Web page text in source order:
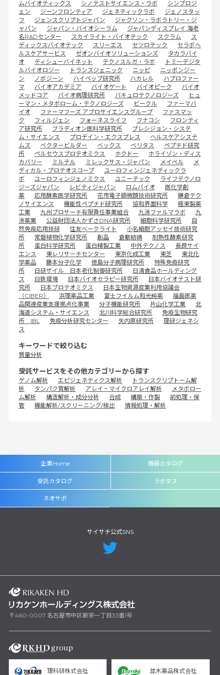
ムバイオティックス
シノテストサイエンス・ラボ
シンプロジ
ェン
ジーンフロンティア ジェネティックラボ
ジェノスタッ
フ
ジェンスクリプトジャパン
ジャクソン・ラボラトリー・ジ
ャパン
ジャパン・バイオシーラム
ジャパンディスプレイ 海老
名R&Dセンター
スカイライト・バイオテック スクラム
ス
ディックスバイオテック
スリーエス セツロテック
セラボヘ
ルスケアサービス
ゼオンバイオソリューションズ
タカラバイ
オ
ティシューバイネット テクノスルガ・ラボ
トミーデジタ
ルバイオロジー
トランスジェニック ニッピ
ニッポンジー
ン
ノボジーン ハイペップ研究所 ハカレル
ハプロファー
マ
バイオアカデミア バイオゲート バイオピーク
バイオ
メッドコア
バイオ病理研究所 バキュロテクノロジーズ
ヒュ
ーマン・メタボローム・テクノロジーズ
ビークル
ファーマバ
イオ
ファーマフーズ アプロサイエンスグループ
ファスマッ
ク
フィルジェン フォーネスライフ フナコシ
フロンティ
ア研究所
ブラディオン医科学研究所
プレシジョン・システ
ム・サイエンス
プロテイン・エクスプレス
ヘルスケアシステ
ムズ
ベクタービルダー ベックス ベリタス
ペプチド研究
所
ペルセウスプロテオミクス ホクドー
ホライゾン・ディス
カバリー
ミルテル ミレックサス・ジャパン メイベル
メ
ディカル・プロテオスコープ
ユーロフィンジェネティックラ
ボ
ユーロフィンジェノミクス ユニーテック
ライフテクノロ
ジーズジャパン
レビティジャパン ロムバイオ
医化学創
薬
応用酵素医学研究所 花市電子顕微鏡技術研究所
鎌倉テク
ノサイエンス
機能性ペプチド研究所 協和界面科学
極東製薬
工業
九州プロサーチ有限責任事業組合 九洲ファルマラボ
九
洲薬業
公益財団法人かずさDNA研究所 細胞科学研究所
自
然免疫応用技研
住友ベークライト
小名細胞アッセイ技術研究
所
常磐植物化学研究所 創晶 倉敷紡績
耐熱性酵素研究
所
蛋白科学研究所 蛋白精製工業 中外テクノス
長良サイ
エンス
東レリサーチセンター 東京化成工業 東芝
東北化
学薬品
藤本分子化学 徳島分子病理研究所
特殊免疫研究
所
日研ザイル 日本老化制御研究所
日清食品ホールディング
ス
日鉄環境 日本バイオセラピー研究所
日本バイオテスト研
究所
日本プロテオミクス
日本生物資源産業利用協議会
（CIBER）
浜理薬品工業 富士フイルム和光純薬
福島医薬
品関連産業支援拠点化事業
分子機能研究所 片山化学工業
北
海道システム・サイエンス
北川科学総合研究所
免疫生物研究
所 IBL
免疫分析研究センター 矢内原研究所
理研ジェネシ
ス
キーワードで絞り込む
質量分析
受託サービスをその他カテゴリーから探す
ゲノム解析 エピジェネティクス解析
トランスクリプトーム解
析
タンパク質解析 アレイ・マイクロアレイ解析
メタボロー
ム解析
構造解析・成分分析 合成 構築・作製
前処理・保
管
機能解析/スクリーニング/検出 情報処理・解析
企業Home 機器カタログ
受託カタログ ラボタス
ネオサポ
サイサチ公式SNS
〒460-0007 名古屋市中区新栄一丁目33番1号
理科研株式会社 並木薬品株式会社